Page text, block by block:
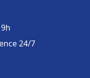
24/7